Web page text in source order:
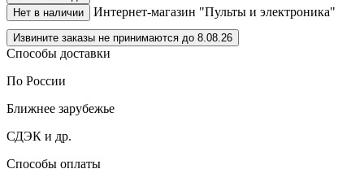
Нет в наличии
Интернет-магазин "Пульты и электроника"
Извините заказы не принимаются до 8.08.26
Способы доставки
По России
Ближнее зарубежье
СДЭК и др.
Способы оплаты